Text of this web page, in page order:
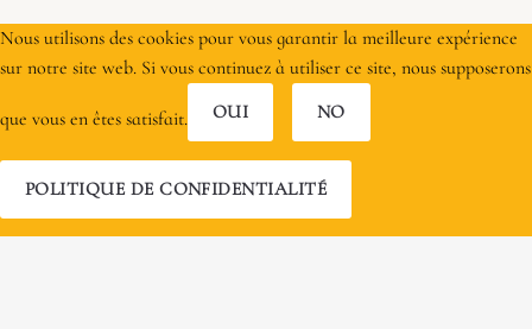
Nous utilisons des cookies pour vous garantir la meilleure expérience
sur notre site web. Si vous continuez à utiliser ce site, nous supposerons
que vous en êtes satisfait. OUI NO
POLITIQUE DE CONFIDENTIALITÉ